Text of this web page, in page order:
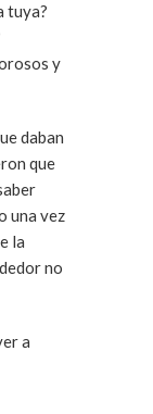
tuya?
y
daban
que
una vez
la
no
a